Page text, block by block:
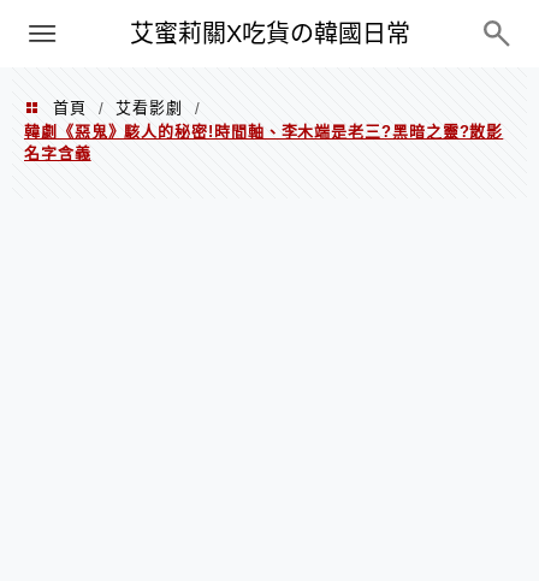
艾蜜莉關X吃貨の韓國日常
PXN
首頁 / 艾看影劇
/
韓劇《惡鬼》駭人的秘密!時間軸、李木端是老三?黑暗之靈?散影
名字含義